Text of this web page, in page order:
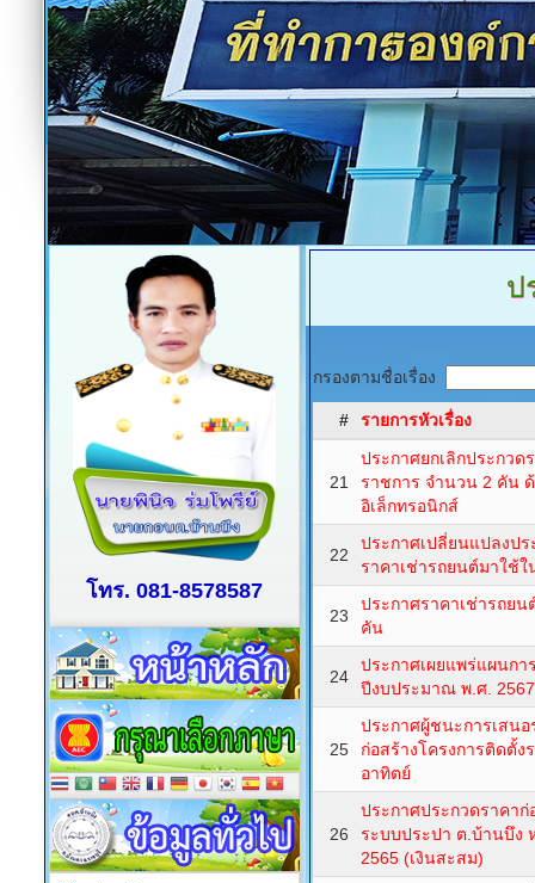
ป
กรองตามชื่อเรื่อง
# รายการหัวเรื่อง
21
ประกาศยกเลิกประกวด
ราชการ จำนวน 2 คัน
อิเล็กทรอนิกส์
22
ประกาศเปลี่ยนแปลงป
ราคาเช่ารถยนต์มาใช้
23
ประกาศราคาเช่ารถย
คัน
24
ประกาศเผยแพร่แผนกา
ปีงบประมาณ พ.ศ. 2567
25
ประกาศผู้ชนะการเสน
ก่อสร้างโครงการติดตั้
อาทิตย์
26
ประกาศประกวดราคาก่
ระบบประปา ต.บ้านบึง
2565 (เงินสะสม)
โทร. 081-8578587